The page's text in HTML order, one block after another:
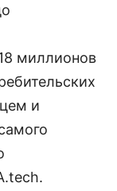
миллионов
и